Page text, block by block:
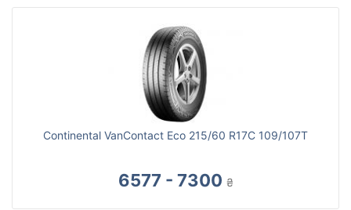
Continental VanContact Eco 215/60 R17C 109/107T
6577 - 7300 ₴